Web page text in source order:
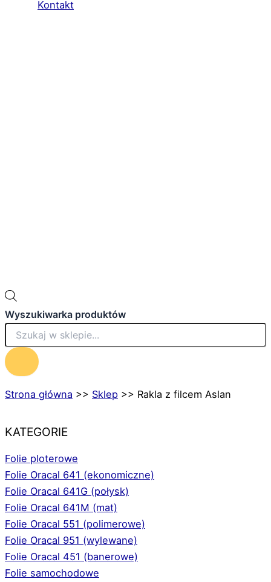
Kontakt
Wyszukiwarka produktów
Strona główna >> Sklep >> Rakla z filcem Aslan
KATEGORIE
Folie ploterowe
Folie Oracal 641 (ekonomiczne)
Folie Oracal 641G (połysk)
Folie Oracal 641M (mat)
Folie Oracal 551 (polimerowe)
Folie Oracal 951 (wylewane)
Folie Oracal 451 (banerowe)
Folie samochodowe